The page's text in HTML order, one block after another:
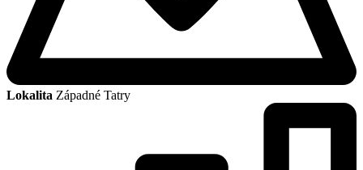
Lokalita Západné Tatry